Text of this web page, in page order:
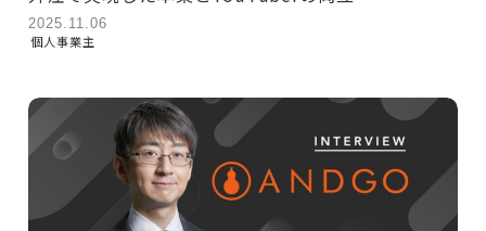
2025.11.06
個人事業主